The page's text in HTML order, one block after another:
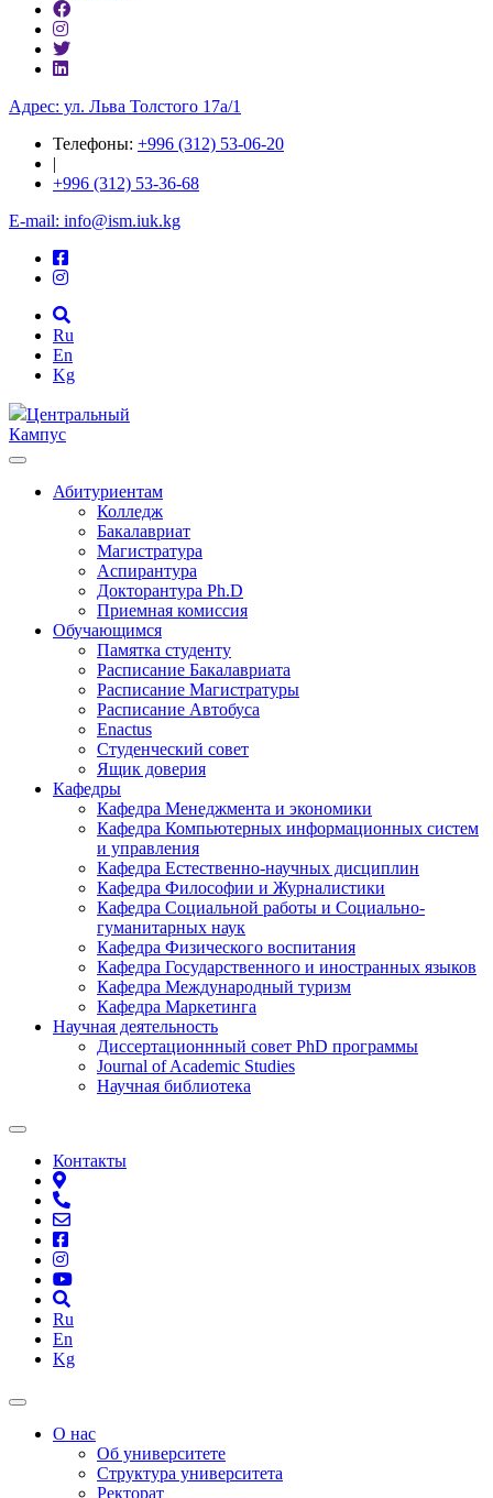
Адрес: ул. ​Льва Толстого 17а/1
Телефоны: +996 (312) 53-06-20
|
+996 (312) 53-36-68
E-mail: info@ism.iuk.kg
Ru
En
Kg
Центральный
Кампус
Абитуриентам
Колледж
Бакалавриат
Магистратура
Аспирантура
Докторантура Ph.D
Приемная комиссия
Обучающимся
Памятка студенту
Расписание Бакалавриата
Расписание Магистратуры
Расписание Автобуса
Enactus
Студенческий совет
Ящик доверия
Кафедры
Кафедра Менеджмента и экономики
Кафедра Компьютерных информационных систем
и управления
Кафедра Естественно-научных дисциплин
Кафедра Философии и Журналистики
Кафедра Социальной работы и Социально-
гуманитарных наук
Кафедра Физического воспитания
Кафедра Государственного и иностранных языков
Кафедра Международный туризм
Кафедра Маркетинга
Научная деятельность
Диссертационнный совет PhD программы
Journal of Academic Studies
Научная библиотека
Контакты
Ru
En
Kg
О нас
Об университете
Структура университета
Ректорат